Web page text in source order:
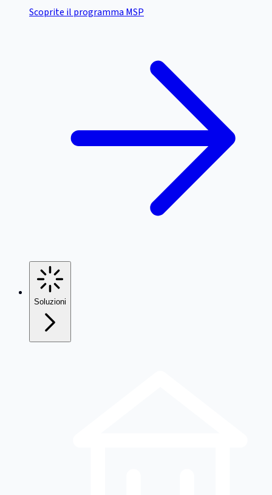
Scoprite il programma MSP
Soluzioni